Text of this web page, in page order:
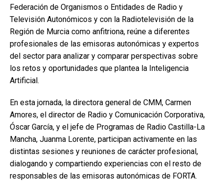
Federación de Organismos o Entidades de Radio y
Televisión Autonómicos y con la Radiotelevisión de la
Región de Murcia como anfitriona, reúne a diferentes
profesionales de las emisoras autonómicas y expertos
del sector para analizar y comparar perspectivas sobre
los retos y oportunidades que plantea la Inteligencia
Artificial.
En esta jornada, la directora general de CMM, Carmen
Amores, el director de Radio y Comunicación Corporativa,
Óscar García, y el jefe de Programas de Radio Castilla-La
Mancha, Juanma Lorente, participan activamente en las
distintas sesiones y reuniones de carácter profesional,
dialogando y compartiendo experiencias con el resto de
responsables de las emisoras autonómicas de FORTA.